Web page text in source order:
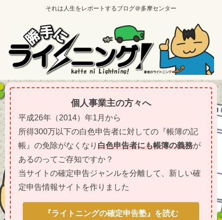
それは人生をレポートするブログ＠多摩センター
個人事業主の方々へ
平成26年（2014）年1月から
所得300万以下の白色申告者に対しての『帳簿の記
帳』の免除がなくなり 白色申告者にも帳簿の義務が
あるのってご存知ですか？
当サイトの確定申告ジャンルを分離して、新しい確
定申告情報サイトを作りました
『ライトニングの確定申告塾』を読む